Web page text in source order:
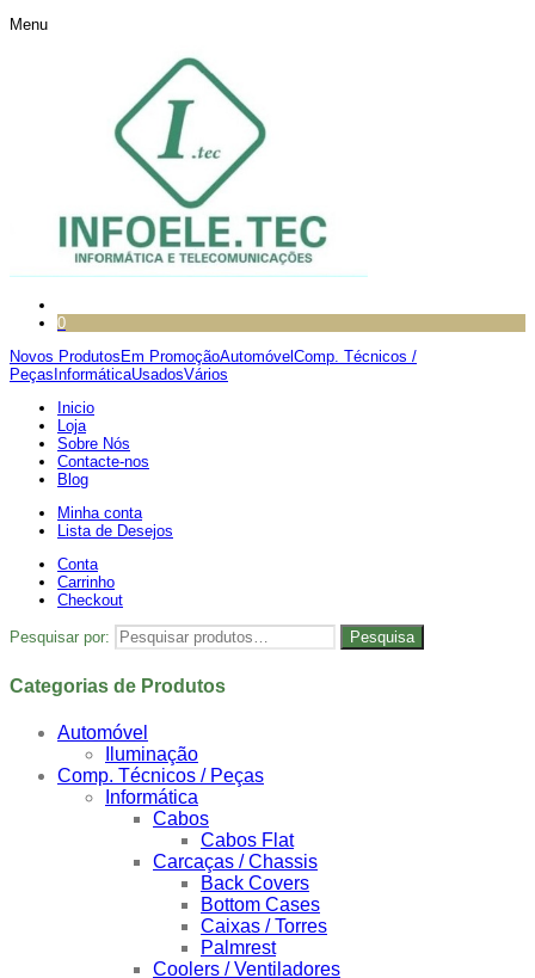
Menu
0
Novos Produtos Em PromoçãoAutomóvel Comp. Técnicos /
Peças InformáticaUsadosVários
Inicio
Loja
Sobre Nós
Contacte-nos
Blog
Minha conta
Lista de Desejos
Conta
Carrinho
Checkout
Pesquisar por: Pesquisa
Categorias de Produtos
Automóvel
Iluminação
Comp. Técnicos / Peças
Informática
Cabos
Cabos Flat
Carcaças / Chassis
Back Covers
Bottom Cases
Caixas / Torres
Palmrest
Coolers / Ventiladores